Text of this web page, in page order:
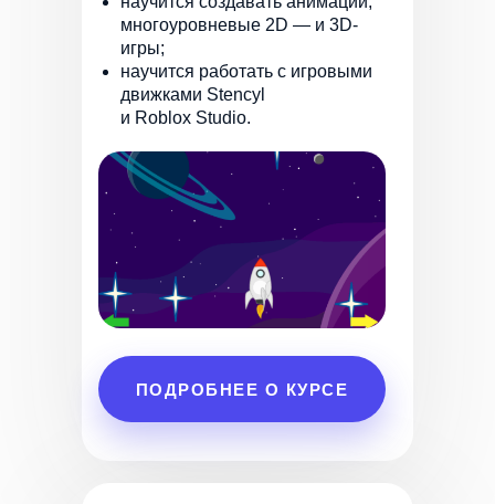
многоуровневые 2D — и 3D-
игры;
научится работать с игровыми
движками Stencyl
и Roblox Studio.
ПОДРОБНЕЕ О КУРСЕ